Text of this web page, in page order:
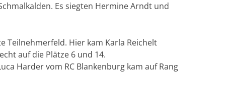
Es siegten Hermine Arndt und
Teilnehmerfeld. Hier kam Karla Reichelt
auf die Plätze 6 und 14.
Harder vom RC Blankenburg kam auf Rang